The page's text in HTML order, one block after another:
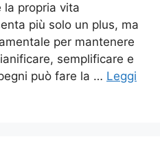
la propria vita
più solo un plus, ma
per mantenere
semplificare e
può fare la … Leggi